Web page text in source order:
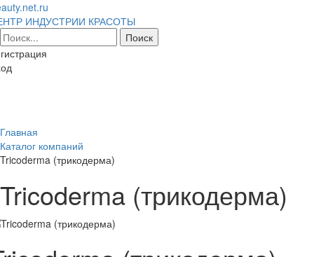
ИНДУСТРИИ КРАСОТЫ
Главная
Каталог компаний
Tricoderma (трикодерма)
Tricoderma (трикодерма)